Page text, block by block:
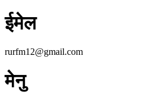
ईमेल
rurfm12@gmail.com
मेनु